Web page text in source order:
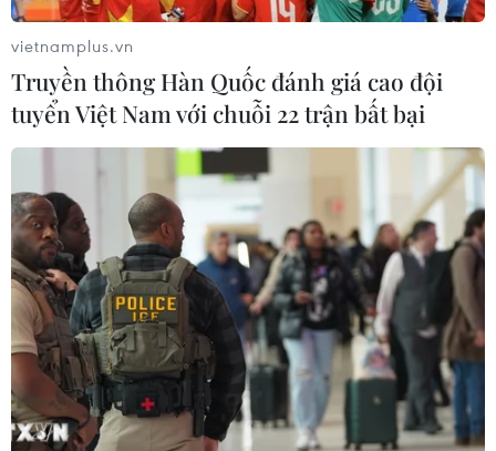
vietnamplus.vn
Truyền thông Hàn Quốc đánh giá cao đội
tuyển Việt Nam với chuỗi 22 trận bất bại